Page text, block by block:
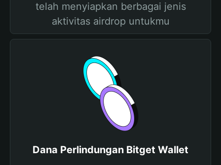
telah menyiapkan berbagai jenis
aktivitas airdrop untukmu
Dana Perlindungan Bitget Wallet